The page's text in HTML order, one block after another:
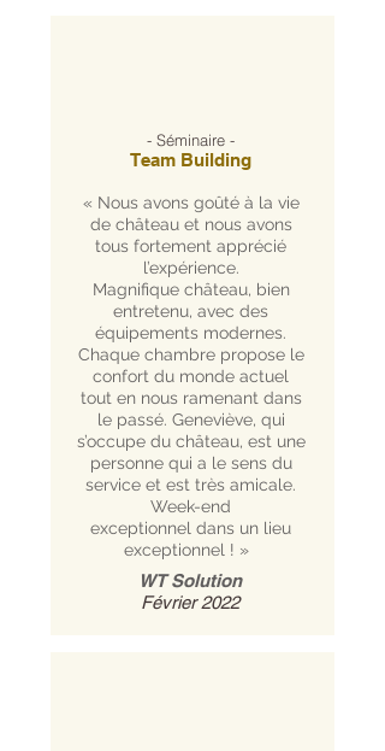
- Séminaire -
Team Building
« Nous avons goûté à la vie
de château et nous avons
tous fortement apprécié
l’expérience.
Magnifique château, bien
entretenu, avec des
équipements modernes.
Chaque chambre propose le
confort du monde actuel
tout en nous ramenant dans
le passé. Geneviève, qui
s’occupe du château, est une
personne qui a le sens du
service et est très amicale.
Week-end
exceptionnel dans un lieu
exceptionnel ! »
WT Solution
Février 2022